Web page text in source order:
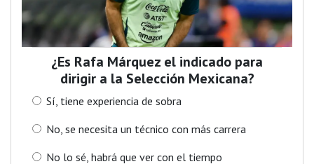
¿Es Rafa Márquez el indicado para
dirigir a la Selección Mexicana?
Sí, tiene experiencia de sobra
No, se necesita un técnico con más carrera
No lo sé, habrá que ver con el tiempo